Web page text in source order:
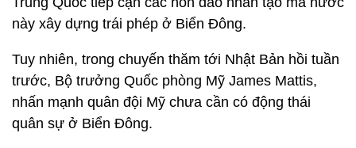
này xây dựng trái phép ở Biển Đông.
Tuy nhiên, trong chuyến thăm tới Nhật Bản hồi tuần
trước, Bộ trưởng Quốc phòng Mỹ James Mattis,
nhấn mạnh quân đội Mỹ chưa cần có động thái
quân sự ở Biển Đông.